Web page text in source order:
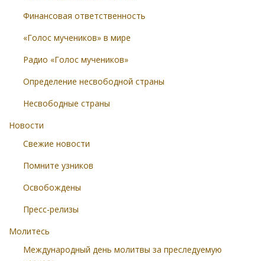
Финансовая ответственность
«Голос мучеников» в мире
Радио «Голос мучеников»
Определение несвободной страны
Несвободные страны
Новости
Свежие новости
Помните узников
Освобождены
Пресс-релизы
Молитесь
Международный день молитвы за преследуемую